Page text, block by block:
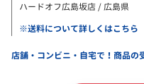
ハードオフ広島坂店 / 広島県
※送料について詳しくはこちら
店舗・コンビニ・自宅で！商品の